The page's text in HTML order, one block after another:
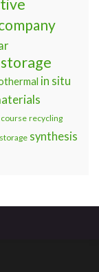
in situ
course recycling
storage synthesis